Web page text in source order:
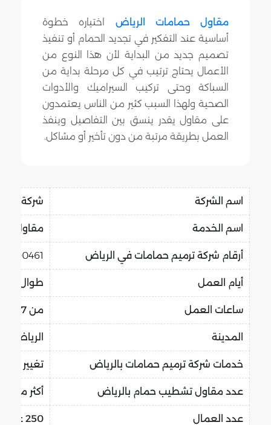
مقاول حمامات الرياض اختياره خطوة
أساسية عند التفكير في تجديد الحمام أو تنفيذ
تصميم جديد من البداية لأن هذا النوع من
الأعمال يحتاج ترتيب في كل مرحلة بداية من
السباكة وحتى تركيب السيراميك والأدوات
الصحية ولهذا السبب كثير من الناس يعتمدون
على مقاول يقدر ينسق بين التفاصيل وينفذ
العمل بطريقة مرتبة من دون تأخير أو مشاكل.
اسم الشركة شركة
اسم الخدمة مقاول
أرقام شركة ترميم حمامات في الرياض
أيام العمل طوال
ساعات العمل من 7 صباحا إلى 7 مساء
المدينة الرياض
خدمات شركة ترميم حمامات بالرياض تغيير
عدد مقاول تشطيب حمام بالرياض أكثر من 90 مقاول
عدد العمال 250 عامل